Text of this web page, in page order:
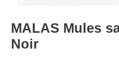
MALAS Mules
Noir